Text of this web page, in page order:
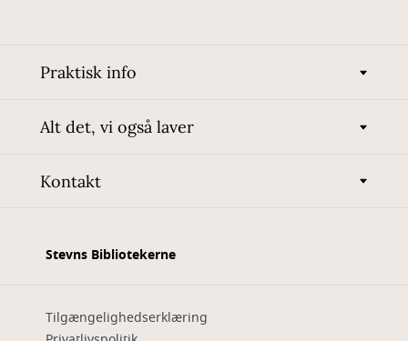
Praktisk info
Alt det, vi også laver
Kontakt
Stevns Bibliotekerne
Tilgængelighedserklæring